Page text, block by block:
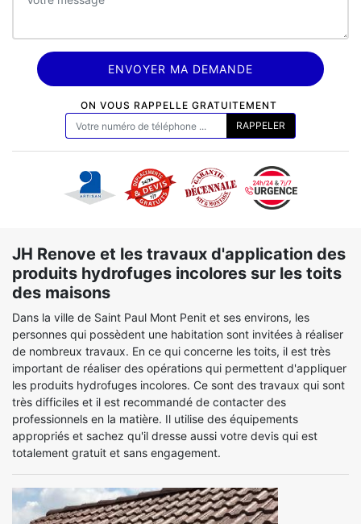
ON VOUS RAPPELLE GRATUITEMENT
JH Renove et les travaux d'application des
produits hydrofuges incolores sur les toits
des maisons
Dans la ville de Saint Paul Mont Penit et ses environs, les
personnes qui possèdent une habitation sont invitées à réaliser
de nombreux travaux. En ce qui concerne les toits, il est très
important de réaliser des opérations qui permettent d'appliquer
les produits hydrofuges incolores. Ce sont des travaux qui sont
très difficiles et il est recommandé de contacter des
professionnels en la matière. Il utilise des équipements
appropriés et sachez qu'il dresse aussi votre devis qui est
totalement gratuit et sans engagement.